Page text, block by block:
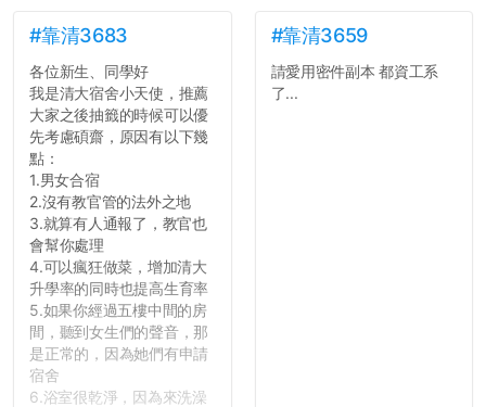
#靠清3683
各位新生、同學好
我是清大宿舍小天使，推薦
大家之後抽籤的時候可以優
先考慮碩齋，原因有以下幾
點：
1.男女合宿
2.沒有教官管的法外之地
3.就算有人通報了，教官也
會幫你處理
4.可以瘋狂做菜，增加清大
升學率的同時也提高生育率
5.如果你經過五樓中間的房
間，聽到女生們的聲音，那
是正常的，因為她們有申請
宿舍
6.浴室很乾淨，因為來洗澡
#靠清3659
請愛用密件副本 都資工系
了...